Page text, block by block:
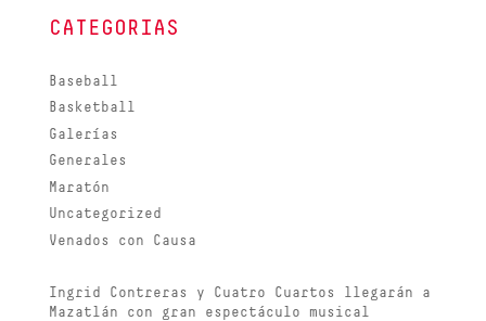
CATEGORIAS
Baseball
Basketball
Galerías
Generales
Maratón
Uncategorized
Venados con Causa
Ingrid Contreras y Cuatro Cuartos llegarán a
Mazatlán con gran espectáculo musical